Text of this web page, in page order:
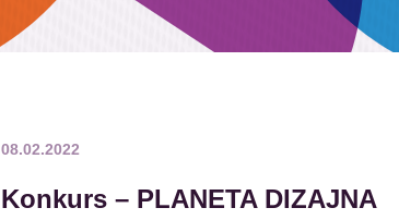
08.02.2022
Konkurs – PLANETA DIZAJNA